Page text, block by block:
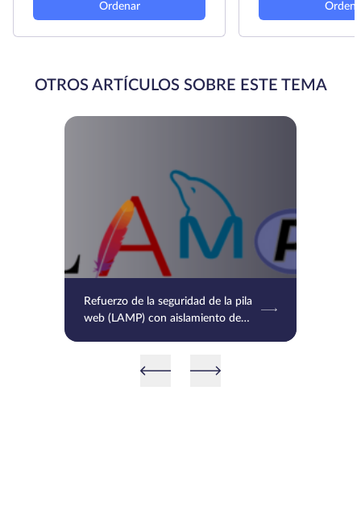
Ordenar
OTROS ARTÍCULOS SOBRE ESTE TEMA
Refuerzo de la seguridad de la pila
web (LAMP) con aislamiento de